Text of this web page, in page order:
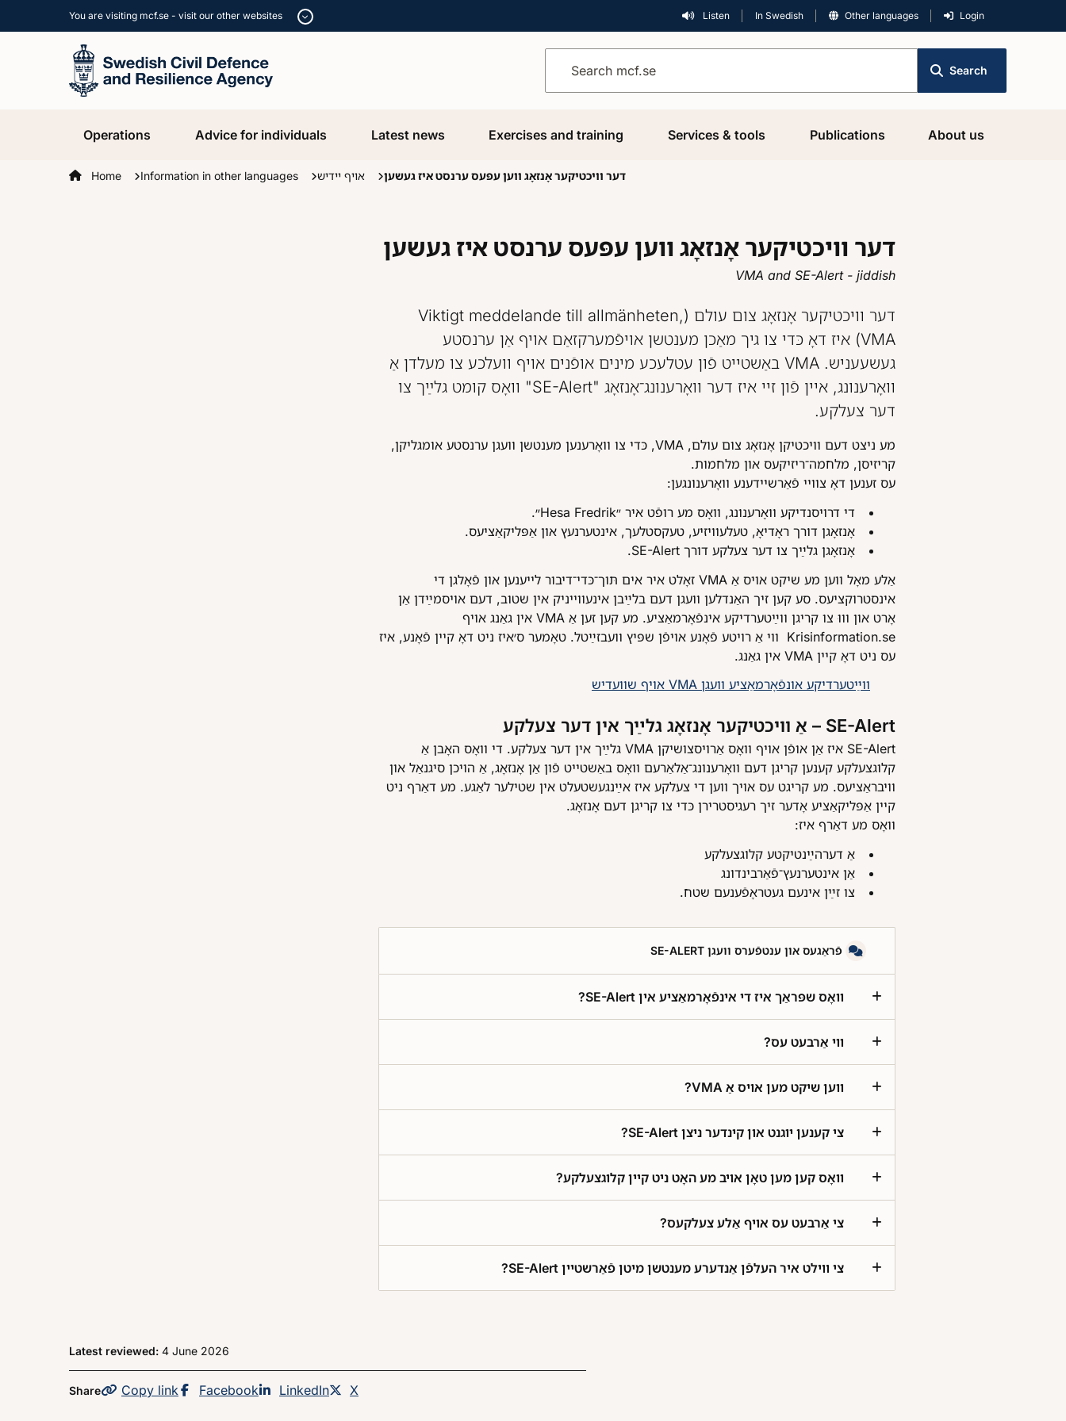
You are visiting mcf.se - visit our other websites Listen In Swedish Other languages Login
Search
Operations Advice for individuals Latest news Exercises and training Services & tools Publications About us
Startpage
Home Information in other languages דער וויכטיקער אָנזאָג ווען עפּעס ערנסט איז געשען
דער וויכטיקער אָנזאָג ווען עפּעס ערנסט איז געשען
VMA and SE-Alert - jiddish
דער וויכטיקער אָנזאָג צום עולם (Viktigt meddelande till allmänheten,
VMA) איז דאָ כּדי צו גיך מאַכן מענטשן אויפֿמערקזאַם אויף אַן ערנסטע
געשעעניש. VMA באַשטייט פֿון עטלעכע מינים אופֿנים אויף וועלכע צו מעלדן אַ
וואָרענונג, איין פֿון זיי איז דער וואָרענונג־אָנזאָג "SE-Alert" וואָס קומט גלײַך צו
דער צעלקע.
מע ניצט דעם וויכטיקן אָנזאָג צום עולם, VMA, כּדי צו וואָרענען מענטשן וועגן ערנסטע אומגליקן,
קריזיסן, מלחמה־ריזיקעס און מלחמות.
עס זענען דאָ צוויי פֿאַרשיידענע וואָרענונגען:
די דרויסנדיקע וואָרענונג, וואָס מע רופֿט איר ״Hesa Fredrik״.
אָנזאָגן דורך ראָדיאָ, טעלעוויזיע, טעקסטלעך, אינטערנעץ און אַפּליקאַציעס.
אָנזאָגן גלײַך צו דער צעלקע דורך SE-Alert.
אַלע מאָל ווען מע שיקט אויס אַ VMA זאָלט איר אים תּוך־כּדי־דיבור לייענען און פֿאָלגן די
אינסטרוקציעס. סע קען זיך האַנדלען וועגן דעם בלײַבן אינעווייניק אין שטוב, דעם אויסמײַדן אַן
אָרט און וווּ צו קריגן ווײַטערדיקע אינפֿאָרמאַציע. מע קען זען אַ VMA אין גאַנג אויף
Krisinformation.se ווי אַ רויטע פֿאָנע אויפֿן שפּיץ וועבזײַטל. טאָמער ס׳איז ניט דאָ קיין פֿאָנע, איז
עס ניט דאָ קיין VMA אין גאַנג.
ווײַטערדיקע אונפֿאָרמאַציע וועגן VMA אויף שוועדיש
SE-Alert – אַ וויכטיקער אָנזאָג גלײַך אין דער צעלקע
SE-Alert איז אַן אופֿן אויף וואָס אַרויסצושיקן VMA גלײַך אין דער צעלקע. די וואָס האָבן אַ
קלוגצעלקע קענען קריגן דעם וואָרענונג־אַלאַרעם וואָס באַשטייט פֿון אַן אָנזאָג, אַ הויכן סיגנאַל און
וויבראַציעס. מע קריגט עס אויך ווען די צעלקע איז אײַנגעשטעלט אין שטילער לאַגע. מע דאַרף ניט
קיין אַפּליקאַציע אָדער זיך רעגיסטרירן כּדי צו קריגן דעם אָנזאָג.
וואָס מע דאַרף איז:
אַ דערהײַנטיקטע קלוגצעלקע
אַן אינטערנעץ־פֿאַרבינדונג
צו זײַן אינעם געטראָפֿענעם שטח.
פֿראַגעס און ענטפֿערס וועגן SE-ALERT
וואָס שפּראַך איז די אינפֿאָרמאַציע אין SE-Alert?
ווי אַרבעט עס?
ווען שיקט מען אויס אַ VMA?
צי קענען יוגנט און קינדער ניצן SE-Alert?
וואָס קען מען טאָן אויב מע האָט ניט קיין קלוגצעלקע?
צי אַרבעט עס אויף אַלע צעלקעס?
צי ווילט איר העלפֿן אַנדערע מענטשן מיטן פֿאַרשטיין SE-Alert?
Latest reviewed: 4 June 2026
Share Copy the page
link Share this page on
Facebook Share this page on
LinkedIn Share this page on
X